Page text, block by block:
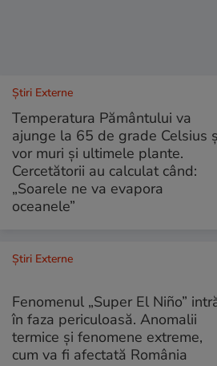
Știri Externe
Temperatura Pământului va
ajunge la 65 de grade Celsius
vor muri și ultimele plante.
Cercetătorii au calculat când:
„Soarele ne va evapora
oceanele”
Știri Externe
Fenomenul „Super El Niño”
în faza periculoasă. Anomalii
termice și fenomene extreme,
cum va fi afectată România